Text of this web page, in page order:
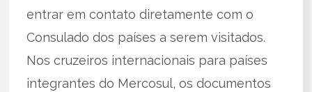
entrar em contato diretamente com o
Consulado dos países a serem visitados.
Nos cruzeiros internacionais para países
integrantes do Mercosul, os documentos